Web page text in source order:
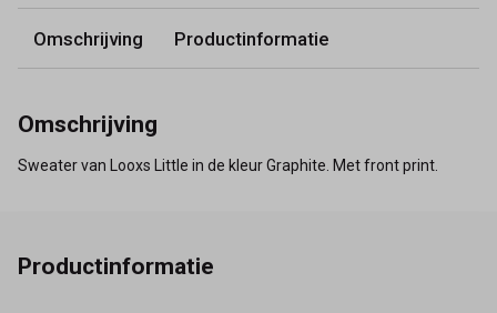
Omschrijving Productinformatie
Omschrijving
Sweater van Looxs Little in de kleur Graphite. Met front print.
Productinformatie